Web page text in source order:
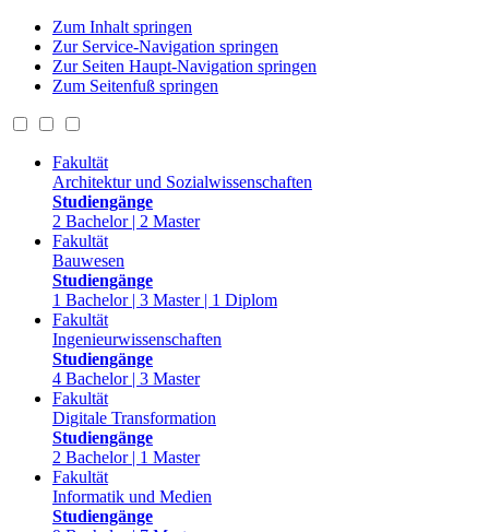
Zum Inhalt springen
Zur Service-Navigation springen
Zur Seiten Haupt-Navigation springen
Zum Seitenfuß springen
Fakultät
Architektur und Sozialwissenschaften
Studiengänge
2 Bachelor | 2 Master
Fakultät
Bauwesen
Studiengänge
1 Bachelor | 3 Master | 1 Diplom
Fakultät
Ingenieurwissenschaften
Studiengänge
4 Bachelor | 3 Master
Fakultät
Digitale Transformation
Studiengänge
2 Bachelor | 1 Master
Fakultät
Informatik und Medien
Studiengänge